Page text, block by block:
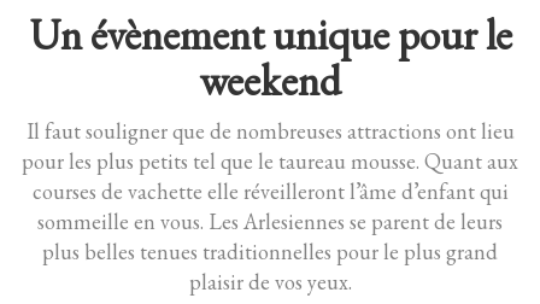
Un évènement unique pour le
weekend
Il faut souligner que de nombreuses attractions ont lieu
pour les plus petits tel que le taureau mousse. Quant aux
courses de vachette elle réveilleront l’âme d’enfant qui
sommeille en vous. Les Arlesiennes se parent de leurs
plus belles tenues traditionnelles pour le plus grand
plaisir de vos yeux.